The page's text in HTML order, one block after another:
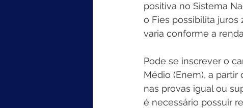
positiva no Sistema
o Fies possibilita
varia conforme a
Pode se inscrever o
Médio (Enem), a
nas provas igual ou
é necessário possuir